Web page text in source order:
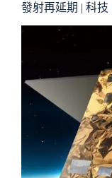
發射再延期 | 科技